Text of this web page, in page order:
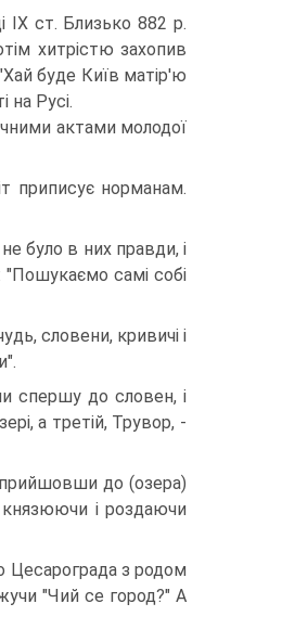
ІХ ст. Близько 882 р.
хитрістю захопив
буде Київ матір'ю
на Русі.
актами молодої
приписує норманам.
було в них правди, і
"Пошукаємо самі собі
словени, кривичі і
спершу до словен, і
а третій, Трувор, -
до (озера)
князюючи і роздаючи
Цесарограда з родом
"Чий се город?" А